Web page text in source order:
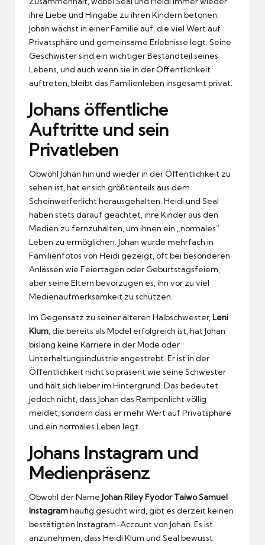
ihre Liebe und Hingabe zu ihren Kindern betonen.
Johan wächst in einer Familie auf, die viel Wert auf
Privatsphäre und gemeinsame Erlebnisse legt. Seine
Geschwister sind ein wichtiger Bestandteil seines
Lebens, und auch wenn sie in der Öffentlichkeit
auftreten, bleibt das Familienleben insgesamt privat.
Johans öffentliche
Auftritte und sein
Privatleben
Obwohl Johan hin und wieder in der Öffentlichkeit zu
sehen ist, hat er sich größtenteils aus dem
Scheinwerferlicht herausgehalten. Heidi und Seal
haben stets darauf geachtet, ihre Kinder aus den
Medien zu fernzuhalten, um ihnen ein „normales“
Leben zu ermöglichen. Johan wurde mehrfach in
Familienfotos von Heidi gezeigt, oft bei besonderen
Anlässen wie Feiertagen oder Geburtstagsfeiern,
aber seine Eltern bevorzugen es, ihn vor zu viel
Medienaufmerksamkeit zu schützen.
Im Gegensatz zu seiner älteren Halbschwester, Leni
Klum , die bereits als Model erfolgreich ist, hat Johan
bislang keine Karriere in der Mode oder
Unterhaltungsindustrie angestrebt. Er ist in der
Öffentlichkeit nicht so präsent wie seine Schwester
und hält sich lieber im Hintergrund. Das bedeutet
jedoch nicht, dass Johan das Rampenlicht völlig
meidet, sondern dass er mehr Wert auf Privatsphäre
und ein normales Leben legt.
Johans Instagram und
Medienpräsenz
Obwohl der Name Johan Riley Fyodor Taiwo Samuel
Instagramhäufig gesucht wird, gibt es derzeit keinen
bestätigten Instagram-Account von Johan. Es ist
anzunehmen, dass Heidi Klum und Seal bewusst